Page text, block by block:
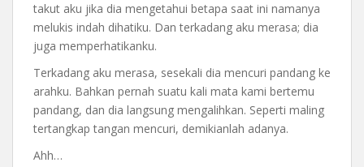
takut aku jika dia mengetahui betapa saat ini namanya
melukis indah dihatiku. Dan terkadang aku merasa; dia
juga memperhatikanku.
Terkadang aku merasa, sesekali dia mencuri pandang ke
arahku. Bahkan pernah suatu kali mata kami bertemu
pandang, dan dia langsung mengalihkan. Seperti maling
tertangkap tangan mencuri, demikianlah adanya.
Ahh…